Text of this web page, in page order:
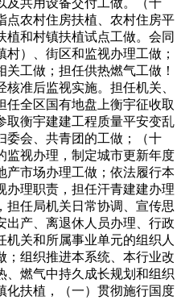
及共用设备交付工做。（十
点农村住房扶植、农村住房平
和村镇扶植试点工做。会同
）、街区和监视办理工做；
工做；担任供热燃气工做！
准后监视实施。担任机关、
任全区国有地盘上衡宇征收取
取衡宇建建工程质量平安变乱
委会、共青团的工做；（十
监视办理，制定城市更新年度
产市场办理工做；依法履行本
办理职责，担任汗青建建办理
担任局机关日常协调、宣传思
出产、离退休人员办理、行政
机关和所属事业单元的组织人
；组织推进本系统、本行业改
、燃气中持久成长规划和组织
化扶植，（一）贯彻施行国度